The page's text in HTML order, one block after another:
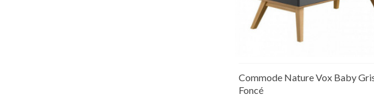
Commode Nature Vox Baby
Foncé